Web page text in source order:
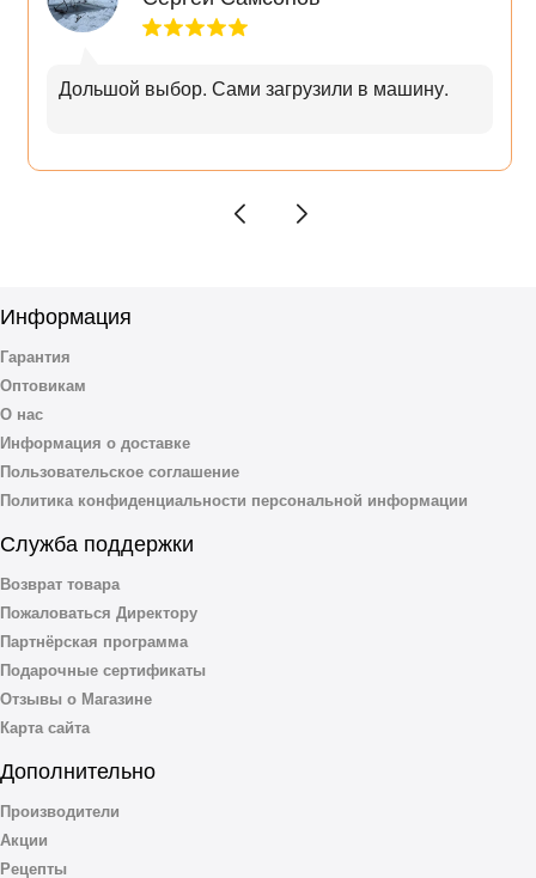
Дольшой выбор. Сами загрузили в машину.
Информация
Гарантия
Оптовикам
О нас
Информация о доставке
Пользовательское соглашение
Политика конфиденциальности персональной информации
Служба поддержки
Возврат товара
Пожаловаться Директору
Партнёрская программа
Подарочные сертификаты
Отзывы о Магазине
Карта сайта
Дополнительно
Производители
Акции
Рецепты